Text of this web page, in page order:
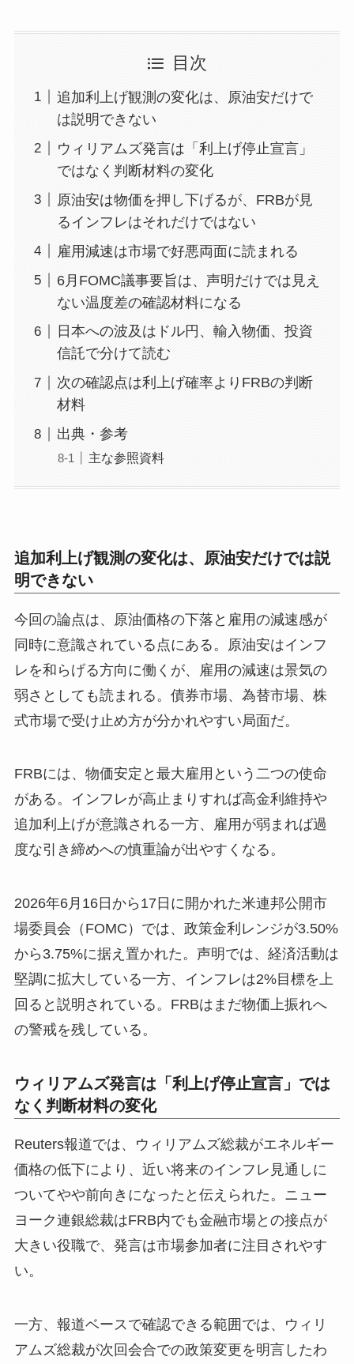
目次
追加利上げ観測の変化は、原油安だけで
は説明できない
ウィリアムズ発言は「利上げ停止宣言」
ではなく判断材料の変化
原油安は物価を押し下げるが、FRBが見
るインフレはそれだけではない
雇用減速は市場で好悪両面に読まれる
6月FOMC議事要旨は、声明だけでは見え
ない温度差の確認材料になる
日本への波及はドル円、輸入物価、投資
信託で分けて読む
次の確認点は利上げ確率よりFRBの判断
材料
出典・参考
主な参照資料
追加利上げ観測の変化は、原油安だけでは説
明できない
今回の論点は、原油価格の下落と雇用の減速感が
同時に意識されている点にある。原油安はインフ
レを和らげる方向に働くが、雇用の減速は景気の
弱さとしても読まれる。債券市場、為替市場、株
式市場で受け止め方が分かれやすい局面だ。
FRBには、物価安定と最大雇用という二つの使命
がある。インフレが高止まりすれば高金利維持や
追加利上げが意識される一方、雇用が弱まれば過
度な引き締めへの慎重論が出やすくなる。
2026年6月16日から17日に開かれた米連邦公開市
場委員会（FOMC）では、政策金利レンジが3.50%
から3.75%に据え置かれた。声明では、経済活動は
堅調に拡大している一方、インフレは2%目標を上
回ると説明されている。FRBはまだ物価上振れへ
の警戒を残している。
ウィリアムズ発言は「利上げ停止宣言」では
なく判断材料の変化
Reuters報道では、ウィリアムズ総裁がエネルギー
価格の低下により、近い将来のインフレ見通しに
ついてやや前向きになったと伝えられた。ニュー
ヨーク連銀総裁はFRB内でも金融市場との接点が
大きい役職で、発言は市場参加者に注目されやす
い。
一方、報道ベースで確認できる範囲では、ウィリ
アムズ総裁が次回会合での政策変更を明言したわ